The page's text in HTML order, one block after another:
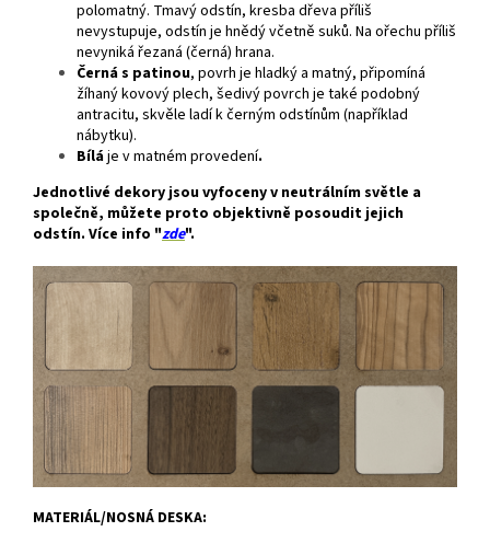
polomatný. Tmavý odstín, kresba dřeva příliš
nevystupuje, odstín je hnědý včetně suků. Na ořechu příliš
nevyniká řezaná (černá) hrana.
Černá s patinou, povrh je hladký a matný, připomíná
žíhaný kovový plech, šedivý povrch je také podobný
antracitu, skvěle ladí k černým odstínům (například
nábytku).
Bíláje v matném provedení.
Jednotlivé dekory jsou vyfoceny v neutrálním světle a
společně, můžete proto objektivně posoudit jejich
odstín. Více info "zde".
MATERIÁL/NOSNÁ DESKA: